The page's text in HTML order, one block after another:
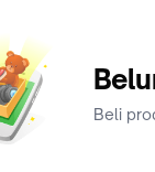
Beli